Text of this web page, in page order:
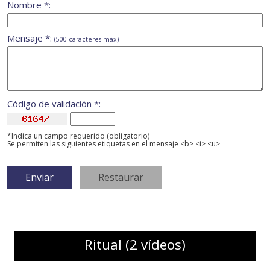
Nombre *:
Mensaje *: (500 caracteres máx)
Código de validación *:
*Indica un campo requerido (obligatorio)
Se permiten las siguientes etiquetas en el mensaje <b> <i> <u>
Ritual (2 vídeos)